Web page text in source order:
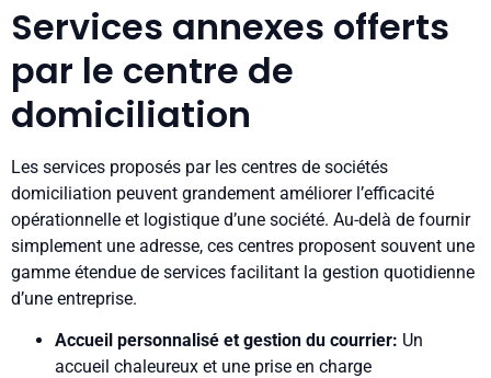
Services annexes offerts
par le centre de
domiciliation
Les services proposés par les centres de sociétés
domiciliation peuvent grandement améliorer l’efficacité
opérationnelle et logistique d’une société. Au-delà de fournir
simplement une adresse, ces centres proposent souvent une
gamme étendue de services facilitant la gestion quotidienne
d’une entreprise.
Accueil personnalisé et gestion du courrier: Un
accueil chaleureux et une prise en charge